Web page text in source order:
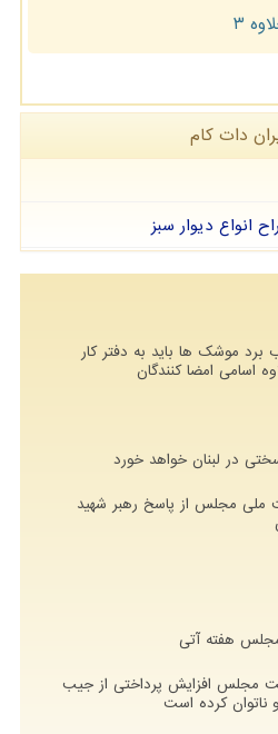
دات كام
انواع دیوار سبز
برد موشک ها باید به دفتر کار
اسامی امضا کنندگان
در لبنان خواهد خورد
ملی مجلس از پاسخ رهبر شهید
هفته آتی
مجلس افزایش پرداختی از جیب
ناتوان کرده است